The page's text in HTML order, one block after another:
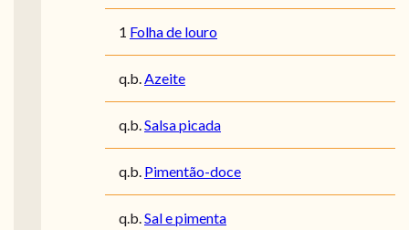
1 Folha de louro
q.b. Azeite
q.b. Salsa picada
q.b. Pimentão-doce
q.b. Sal e pimenta